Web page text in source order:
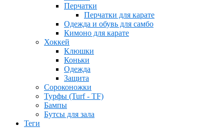
Перчатки
Перчатки для карате
Одежда и обувь для самбо
Кимоно для карате
Хоккей
Клюшки
Коньки
Одежда
Защита
Сороконожки
Турфы (Turf - TF)
Бампы
Бутсы для зала
Теги